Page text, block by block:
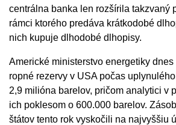
centrálna banka len rozšírila takzvaný
rámci ktorého predáva krátkodobé
nich kupuje dlhodobé dlhopisy.
Americké ministerstvo energetiky
ropné rezervy v USA počas
2,9 milióna barelov, pričom analytici v
ich poklesom o 600.000 barelov.
štátov tento rok vyskočili na najvyššiu